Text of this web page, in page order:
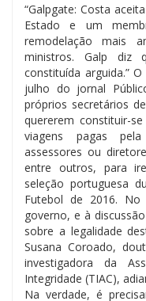
“Galpgate: Costa
Estado e um
remodelação mais
ministros. Galp diz
constituída arguida.”
julho do jornal
próprios secretários
quererem constituir-
viagens pagas
assessores ou
entre outros, para
seleção portuguesa
Futebol de 2016.
governo, e à
sobre a legalidade
Susana Coroado,
investigadora da
Integridade (TIAC),
Na verdade, é